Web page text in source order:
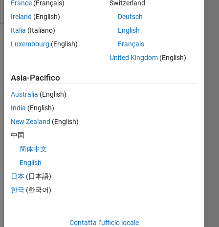
Hell
o,
i'm
tryi
ng
to
cod
e a
France (Français)
Ireland (English)
Italia (Italiano)
Luxembourg (English)
Switzerland
Deutsch
English
Français
United Kingdom(English)
Asia-Pacifico
Australia (English)
India (English)
New Zealand (English)
中国
简体中文
English
日本 (日本語)
한국 (한국어)
Contatta l’ufficio locale